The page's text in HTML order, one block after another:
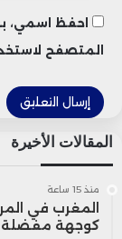
احفظ اسمي،
المتصفح
المقالات الأخيرة
منذ 15 ساعة
كوجهة مفضلة